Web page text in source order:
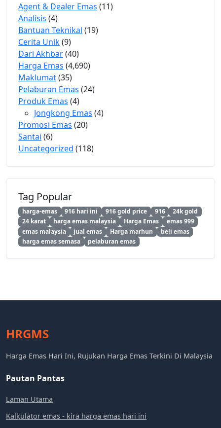
Agent & Dealer Emas (11)
Analisis (4)
Bantuan Teknikal (19)
Cerita Unik(9)
Dari Akhbar(40)
Harga Emas (4,690)
Maklumat(35)
Pelaburan Emas (24)
Produk Emas (4)
Jongkong Emas (4)
Promosi Emas (20)
Santai (6)
Uncategorized (118)
Tag Popular
harga-emas 916 hari ini 916 gold price 916
24k gold
24 karat
harga emas malaysia Harga Emas
emas 999
emas malaysia
jual emas Harga marhun
beli emas
harga emas semasa
pelaburan emas
HRGMS
Harga Emas Hari Ini, Rujukan Harga Emas Terkini Di Malaysia
Pautan Pantas
Laman Utama
Kalkulator emas - kira harga emas hari ini